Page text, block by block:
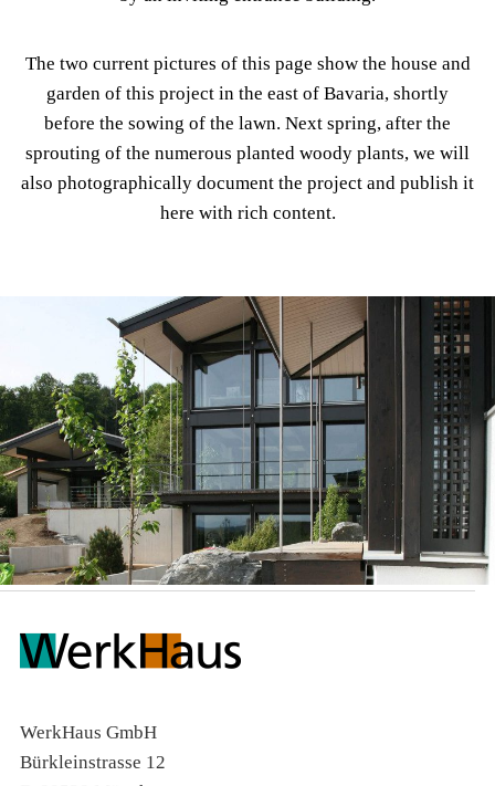
The two current pictures of this page show the house and
garden of this project in the east of Bavaria, shortly
before the sowing of the lawn. Next spring, after the
sprouting of the numerous planted woody plants, we will
also photographically document the project and publish it
here with rich content.
WerkHaus GmbH
Bürkleinstrasse 12